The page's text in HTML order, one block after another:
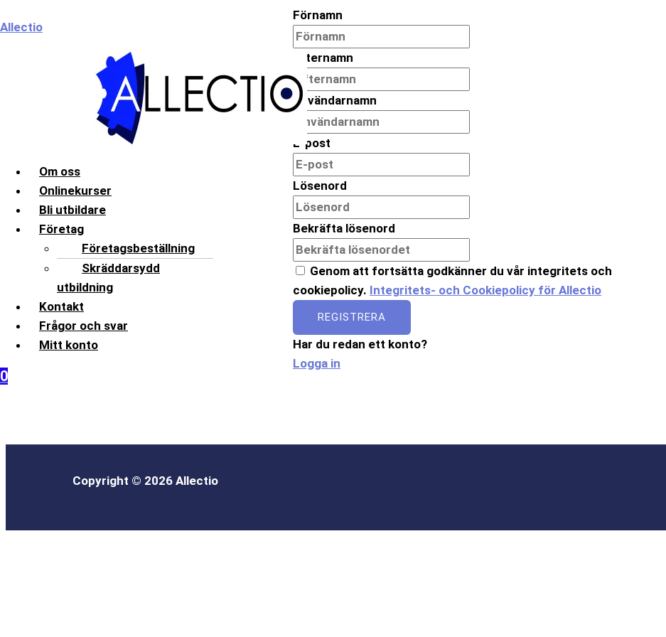
till
Allectio
Om oss
Onlinekurser
Bli utbildare
Företag
Företagsbeställning
Skräddarsydd
utbildning
Kontakt
Frågor och svar
Mitt konto
0
Förnamn
Efternamn
Användarnamn
E-post
Lösenord
Bekräfta lösenord
Genom att fortsätta godkänner du vår integritets och
cookiepolicy. Integritets- och Cookiepolicy för Allectio
REGISTRERA
Har du redan ett konto?
Logga in
Copyright © 2026 Allectio